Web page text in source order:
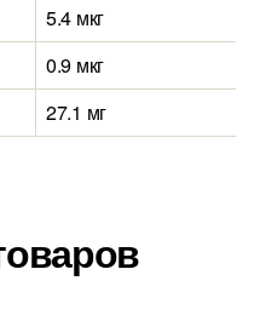
5.4 мкг
0.9 мкг
27.1 мг